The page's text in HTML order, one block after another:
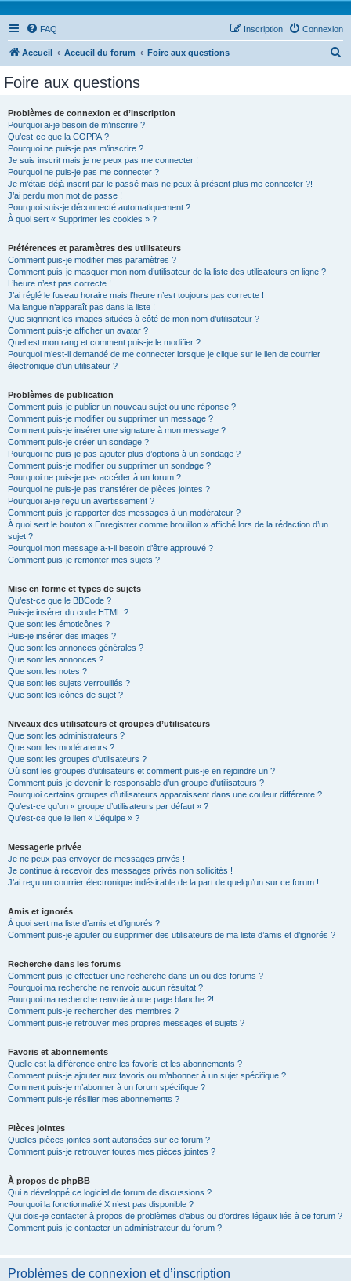
FAQ Connexion
Inscription
Accueil Accueil du forum Foire aux questions
Foire aux questions
Problèmes de connexion et d’inscription
Pourquoi ai-je besoin de m’inscrire ?
Qu’est-ce que la COPPA ?
Pourquoi ne puis-je pas m’inscrire ?
Je suis inscrit mais je ne peux pas me connecter !
Pourquoi ne puis-je pas me connecter ?
Je m’étais déjà inscrit par le passé mais ne peux à présent plus me connecter ?!
J’ai perdu mon mot de passe !
Pourquoi suis-je déconnecté automatiquement ?
À quoi sert « Supprimer les cookies » ?
Préférences et paramètres des utilisateurs
Comment puis-je modifier mes paramètres ?
Comment puis-je masquer mon nom d’utilisateur de la liste des utilisateurs en ligne ?
L’heure n’est pas correcte !
J’ai réglé le fuseau horaire mais l’heure n’est toujours pas correcte !
Ma langue n’apparaît pas dans la liste !
Que signifient les images situées à côté de mon nom d’utilisateur ?
Comment puis-je afficher un avatar ?
Quel est mon rang et comment puis-je le modifier ?
Pourquoi m’est-il demandé de me connecter lorsque je clique sur le lien de courrier
électronique d’un utilisateur ?
Problèmes de publication
Comment puis-je publier un nouveau sujet ou une réponse ?
Comment puis-je modifier ou supprimer un message ?
Comment puis-je insérer une signature à mon message ?
Comment puis-je créer un sondage ?
Pourquoi ne puis-je pas ajouter plus d’options à un sondage ?
Comment puis-je modifier ou supprimer un sondage ?
Pourquoi ne puis-je pas accéder à un forum ?
Pourquoi ne puis-je pas transférer de pièces jointes ?
Pourquoi ai-je reçu un avertissement ?
Comment puis-je rapporter des messages à un modérateur ?
À quoi sert le bouton « Enregistrer comme brouillon » affiché lors de la rédaction d’un
sujet ?
Pourquoi mon message a-t-il besoin d’être approuvé ?
Comment puis-je remonter mes sujets ?
Mise en forme et types de sujets
Qu’est-ce que le BBCode ?
Puis-je insérer du code HTML ?
Que sont les émoticônes ?
Puis-je insérer des images ?
Que sont les annonces générales ?
Que sont les annonces ?
Que sont les notes ?
Que sont les sujets verrouillés ?
Que sont les icônes de sujet ?
Niveaux des utilisateurs et groupes d’utilisateurs
Que sont les administrateurs ?
Que sont les modérateurs ?
Que sont les groupes d’utilisateurs ?
Où sont les groupes d’utilisateurs et comment puis-je en rejoindre un ?
Comment puis-je devenir le responsable d’un groupe d’utilisateurs ?
Pourquoi certains groupes d’utilisateurs apparaissent dans une couleur différente ?
Qu’est-ce qu’un « groupe d’utilisateurs par défaut » ?
Qu’est-ce que le lien « L’équipe » ?
Messagerie privée
Je ne peux pas envoyer de messages privés !
Je continue à recevoir des messages privés non sollicités !
J’ai reçu un courrier électronique indésirable de la part de quelqu’un sur ce forum !
Amis et ignorés
À quoi sert ma liste d’amis et d’ignorés ?
Comment puis-je ajouter ou supprimer des utilisateurs de ma liste d’amis et d’ignorés ?
Recherche dans les forums
Comment puis-je effectuer une recherche dans un ou des forums ?
Pourquoi ma recherche ne renvoie aucun résultat ?
Pourquoi ma recherche renvoie à une page blanche ?!
Comment puis-je rechercher des membres ?
Comment puis-je retrouver mes propres messages et sujets ?
Favoris et abonnements
Quelle est la différence entre les favoris et les abonnements ?
Comment puis-je ajouter aux favoris ou m’abonner à un sujet spécifique ?
Comment puis-je m’abonner à un forum spécifique ?
Comment puis-je résilier mes abonnements ?
Pièces jointes
Quelles pièces jointes sont autorisées sur ce forum ?
Comment puis-je retrouver toutes mes pièces jointes ?
À propos de phpBB
Qui a développé ce logiciel de forum de discussions ?
Pourquoi la fonctionnalité X n’est pas disponible ?
Qui dois-je contacter à propos de problèmes d’abus ou d’ordres légaux liés à ce forum ?
Comment puis-je contacter un administrateur du forum ?
Problèmes de connexion et d’inscription